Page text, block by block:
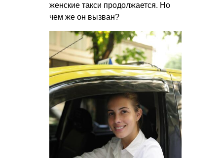
женские такси продолжается. Но
чем же он вызван?